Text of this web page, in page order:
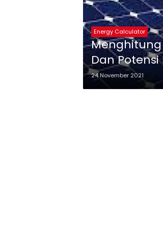
Energy Calculator
Menghitung
Dan Potensi
24 November 2021